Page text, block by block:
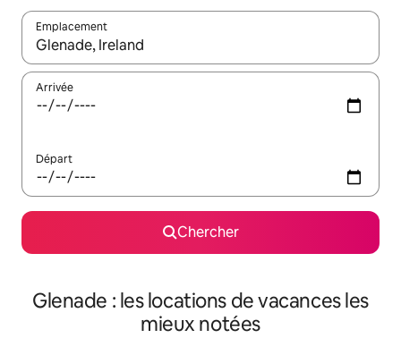
Emplacement
Quand les résultats sont affichés, parcourez-les en utilisant
Arrivée
Départ
Chercher
Glenade : les locations de vacances les
mieux notées